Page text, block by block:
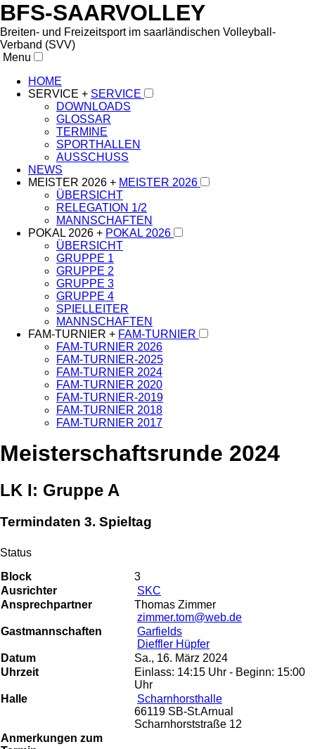
BFS-SAARVOLLEY
Breiten- und Freizeitsport im saarländischen Volleyball-
Verband (SVV)
Menu
HOME
SERVICE + SERVICE
DOWNLOADS
GLOSSAR
TERMINE
SPORTHALLEN
AUSSCHUSS
NEWS
MEISTER 2026 + MEISTER 2026
ÜBERSICHT
RELEGATION 1/2
MANNSCHAFTEN
POKAL 2026 + POKAL 2026
ÜBERSICHT
GRUPPE 1
GRUPPE 2
GRUPPE 3
GRUPPE 4
SPIELLEITER
MANNSCHAFTEN
FAM-TURNIER + FAM-TURNIER
FAM-TURNIER 2026
FAM-TURNIER-2025
FAM-TURNIER 2024
FAM-TURNIER 2020
FAM-TURNIER-2019
FAM-TURNIER 2018
FAM-TURNIER 2017
Meisterschaftsrunde 2024
LK I: Gruppe A
Termindaten 3. Spieltag
Status
Block
3
Ausrichter
SKC
Ansprechpartner
Thomas Zimmer
zimmer.tom@web.de
Gastmannschaften
Garfields
Dieffler Hüpfer
Datum
Sa., 16. März 2024
Uhrzeit
Einlass: 14:15 Uhr - Beginn: 15:00
Uhr
Halle
Scharnhorsthalle
66119 SB-St.Arnual
Scharnhorststraße 12
Anmerkungen zum